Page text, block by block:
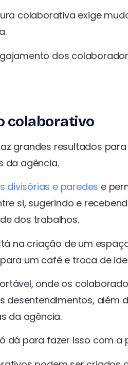
colaborativa exige
dos
colaborativo
grandes resultados
da agência.
divisórias e paredes e
si, sugerindo e
dos trabalhos.
na criação de um
um café e troca de
onde os
desentendimentos,
da agência.
dá para fazer isso com a